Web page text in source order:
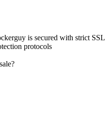
is secured with strict SSL
protocols